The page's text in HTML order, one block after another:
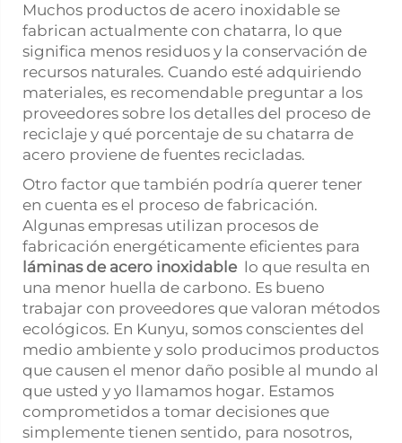
Muchos productos de acero inoxidable se
fabrican actualmente con chatarra, lo que
significa menos residuos y la conservación de
recursos naturales. Cuando esté adquiriendo
materiales, es recomendable preguntar a los
proveedores sobre los detalles del proceso de
reciclaje y qué porcentaje de su chatarra de
acero proviene de fuentes recicladas.
Otro factor que también podría querer tener
en cuenta es el proceso de fabricación.
Algunas empresas utilizan procesos de
fabricación energéticamente eficientes para
láminas de acero inoxidable lo que resulta en
una menor huella de carbono. Es bueno
trabajar con proveedores que valoran métodos
ecológicos. En Kunyu, somos conscientes del
medio ambiente y solo producimos productos
que causen el menor daño posible al mundo al
que usted y yo llamamos hogar. Estamos
comprometidos a tomar decisiones que
simplemente tienen sentido, para nosotros,